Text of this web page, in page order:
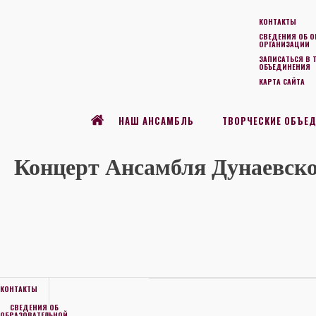
КОНТАКТЫ
СВЕДЕНИЯ ОБ
ОРГАНИЗАЦИИ
ЗАПИСАТЬСЯ В
ОБЪЕДИНЕНИЯ
КАРТА САЙТА
НАШ АНСАМБЛЬ ТВОРЧЕСКИЕ
Концерт Ансамбля
КОНТАКТЫ
СВЕДЕНИЯ ОБ